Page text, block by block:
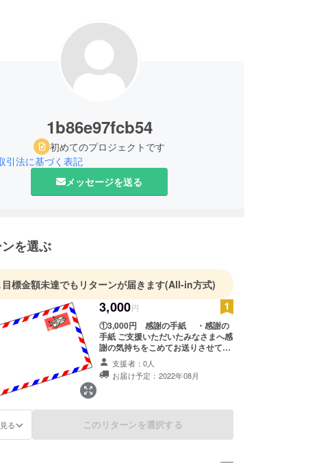
1b86e97fcb54
初めてのプロジェクトです
引法に基づく表記
メッセージを送る
を選ぶ
目標金額未達でもリターンが届きます(All-in方式)
3,000円
①3,000円 感謝の手紙 ・感謝の
手紙 ご支援いただいたみなさまへ感
謝の気持ちをこめてお送りさせてい
ただきます。 お名前・ご住所・ご連
絡先の記入をお願いいたします。
支援者：0人
お届け予定：2022年08月
る このリターンを選択する